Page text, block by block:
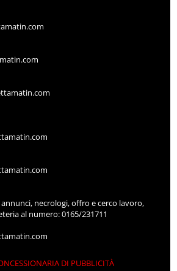
necrologi, offro e cerco lavoro,
al numero: 0165/231711
DI PUBBLICITÀ